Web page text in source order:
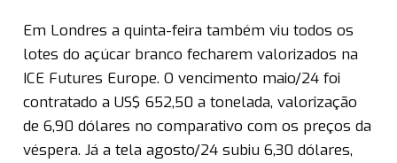
Em Londres a quinta-feira também viu todos os
lotes do açúcar branco fecharem valorizados na
ICE Futures Europe. O vencimento maio/24 foi
contratado a US$ 652,50 a tonelada, valorização
de 6,90 dólares no comparativo com os preços da
véspera. Já a tela agosto/24 subiu 6,30 dólares,